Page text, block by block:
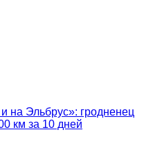
на Эльбрус»: гродненец
км за 10 дней